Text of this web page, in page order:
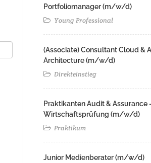
Portfoliomanager (m/w/d)
Young Professional
(Associate) Consultant Cloud & AI
Architecture (m/w/d)​ ​
Direkteinstieg
Praktikanten Audit & Assurance -
Wirtschaftsprüfung (m/w/d)
Praktikum
Junior Medienberater (m/w/d)